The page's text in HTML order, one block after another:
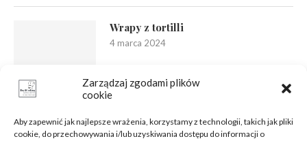
Zarządzaj zgodami plików
cookie
Aby zapewnić jak najlepsze wrażenia, korzystamy z technologii, takich jak pliki
cookie, do przechowywania i/lub uzyskiwania dostępu do informacji o
Wrapy z tortilli
4 marca 2024